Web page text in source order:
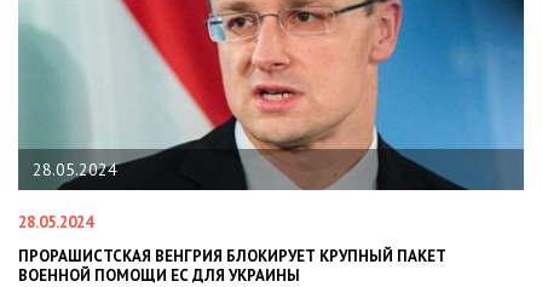
ВЕНГРИЯ БЛОКИРУЕТ КРУПНЫЙ ПАКЕТ
ЕС ДЛЯ УКРАИНЫ
22.01.2024
НАЦПОЛІЦІЯ